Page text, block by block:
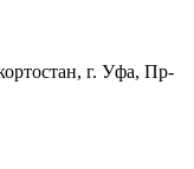
г. Уфа, Пр-